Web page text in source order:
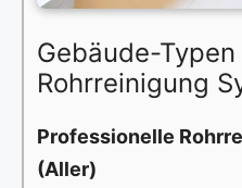
Gebäude-
Rohrreinigung
Professionelle
(Aller)